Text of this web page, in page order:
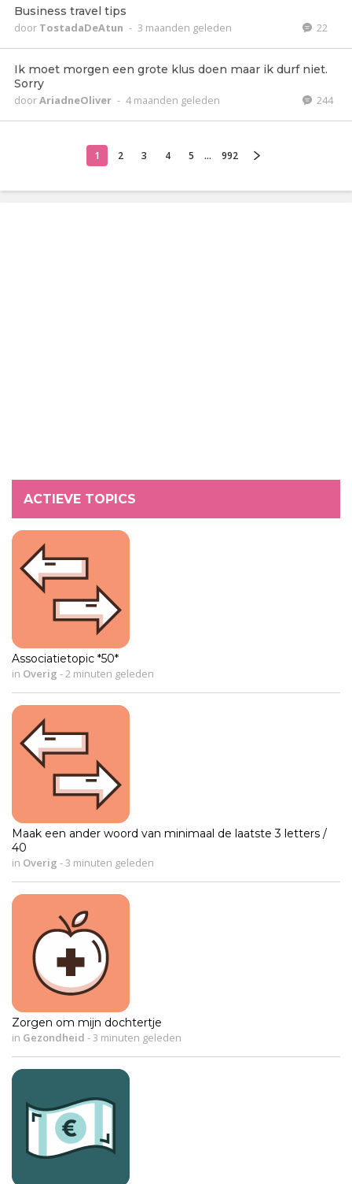
Business travel tips
door TostadaDeAtun - 3 maanden geleden 22
Ik moet morgen een grote klus doen maar ik durf niet.
Sorry
doorAriadneOliver - 4 maanden geleden 244
1 2 3 4 5 ... 992
ACTIEVE TOPICS
Associatietopic *50*
in Overig - 2 minuten geleden
Maak een ander woord van minimaal de laatste 3 letters /
40
in Overig - 3 minuten geleden
Zorgen om mijn dochtertje
in Gezondheid - 3 minuten geleden